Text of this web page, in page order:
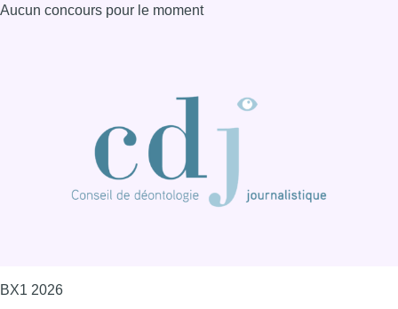
Aucun concours pour le moment
BX1 2026